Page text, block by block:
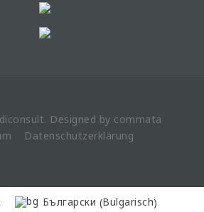
. Designed by commata
Datenschutzerklärung
Български (Bulgarisch)